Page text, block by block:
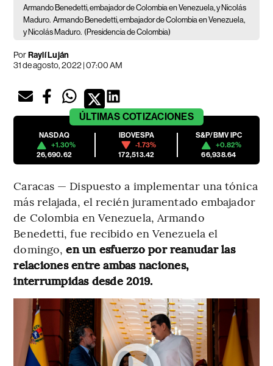
Armando Benedetti, embajador de Colombia en Venezuela, y Nicolás
Maduro. Armando Benedetti, embajador de Colombia en Venezuela,
y Nicolás Maduro. (Presidencia de Colombia)
PorRaylí Luján
31 de agosto, 2022 | 07:00 AM
ÚLTIMAS COTIZACIONES
NASDAQ
+1.30%
26,690.62
IBOVESPA
-1.73%
172,513.42
S&P/BMV IPC
+0.82%
66,938.64
Caracas — Dispuesto a implementar una tónica
más relajada, el recién juramentado embajador
de Colombia en Venezuela, Armando
Benedetti, fue recibido en Venezuela el
domingo, en un esfuerzo por reanudar las
relaciones entre ambas naciones,
interrumpidas desde 2019.